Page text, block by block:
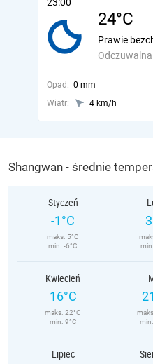
24°C
Odczuwalna
Prawie
Opad: 0 mm
Wiatr:
4 km/h
Shangwan - średnie
Styczeń
-1°C
maks. 5°C
min. -6°C
Kwiecień
16°C
maks. 22°C
min. 9°C
Lipiec